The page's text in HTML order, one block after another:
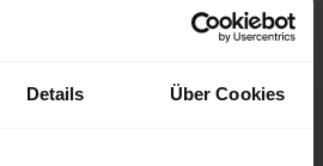
Details Über Cookies